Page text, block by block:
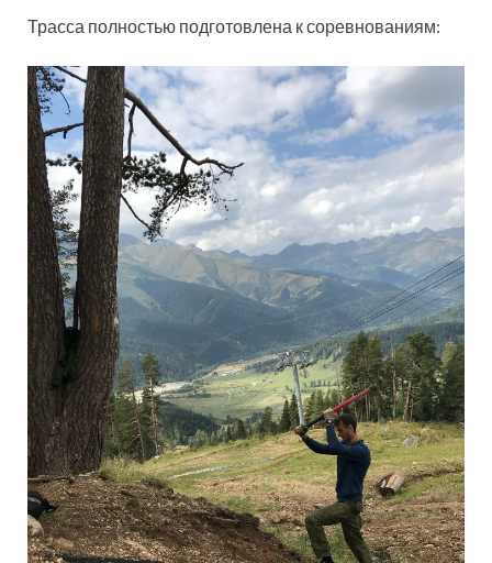
Трасса полностью подготовлена к соревнованиям: